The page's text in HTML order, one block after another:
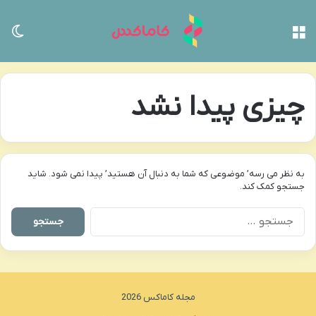
چیزی پیدا نشد
به نظر می رسه’ موضوعی که شما به دنبال آن هستید’ پیدا نمی شود. شاید
جستجو کمک کند.
جستجو
برای:
مجله کاماکس 2026